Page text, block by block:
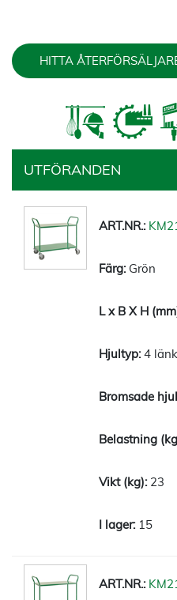
HITTA
UTFÖRANDEN
Grön
4 länk
23
15